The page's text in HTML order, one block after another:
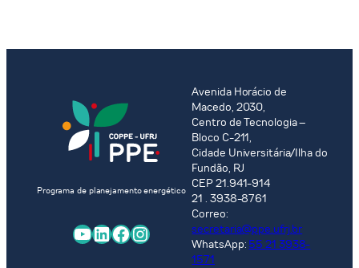
Programa de planejamento energético
YouTube LinkedIn Facebook Instagram
Avenida Horácio de
Macedo, 2030,
Centro de Tecnologia –
Bloco C-211,
Cidade Universitária/Ilha do
Fundão, RJ
CEP 21.941-914
21 . 3938-8761
Correo:
secretaria@ppe.ufrj.br
WhatsApp: 55 21 3938-
1571